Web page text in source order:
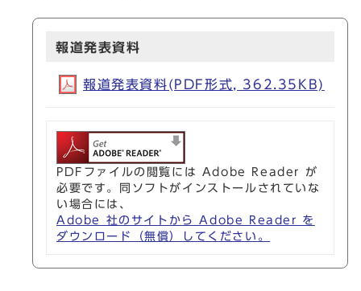
報道発表資料
報道発表資料(PDF形式, 362.35KB)
PDFファイルの閲覧には Adobe Reader が
必要です。同ソフトがインストールされていな
い場合には、
Adobe 社のサイトから Adobe Reader を
ダウンロード（無償）してください。